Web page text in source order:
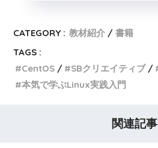
CATEGORY : 教材紹介
書籍
TAGS :
CentOS
SBクリエイティブ
本気で学ぶLinux実践入門
関連記事